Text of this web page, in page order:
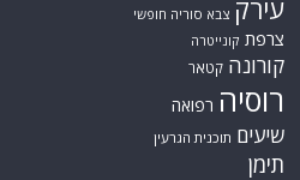
עירק צבא סוריה חופשי
צרפת קונייטרה
קורונה קטאר
רוסיה רפואה
שיעים תוכנית הגרעין
תימן